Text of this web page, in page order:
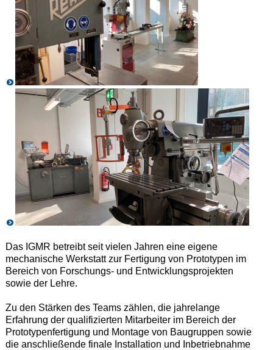
Das IGMR betreibt seit vielen Jahren eine eigene
mechanische Werkstatt zur Fertigung von Prototypen im
Bereich von Forschungs- und Entwicklungsprojekten
sowie der Lehre.
Zu den Stärken des Teams zählen, die jahrelange
Erfahrung der qualifizierten Mitarbeiter im Bereich der
Prototypenfertigung und Montage von Baugruppen sowie
die anschließende finale Installation und Inbetriebnahme